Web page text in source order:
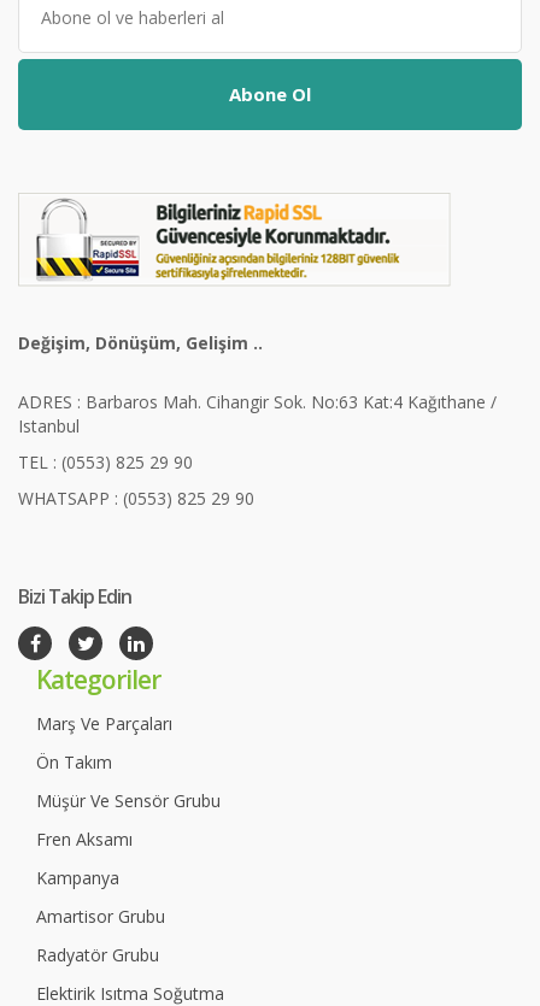
Abone Ol
Değişim, Dönüşüm, Gelişim ..
ADRES : Barbaros Mah. Cihangir Sok. No:63 Kat:4 Kağıthane /
Istanbul
TEL : (0553) 825 29 90
WHATSAPP : (0553) 825 29 90
Bizi Takip Edin
Kategoriler
Marş Ve Parçaları
Ön Takım
Müşür Ve Sensör Grubu
Fren Aksamı
Kampanya
Amartisor Grubu
Radyatör Grubu
Elektirik Isıtma Soğutma